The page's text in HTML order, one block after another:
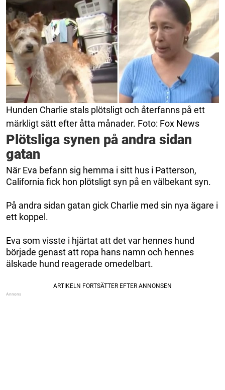
Hunden Charlie stals plötsligt och återfanns på ett
märkligt sätt efter åtta månader. Foto: Fox News
Plötsliga synen på andra sidan
gatan
När Eva befann sig hemma i sitt hus i Patterson,
California fick hon plötsligt syn på en välbekant syn.
På andra sidan gatan gick Charlie med sin nya ägare i
ett koppel.
Eva som visste i hjärtat att det var hennes hund
började genast att ropa hans namn och hennes
älskade hund reagerade omedelbart.